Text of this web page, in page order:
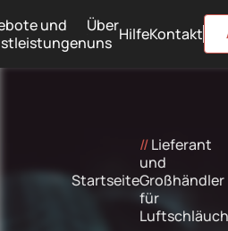
und
Über
uns HilfeKontakt
Startseite
//Lieferant
und
Großhändler
für